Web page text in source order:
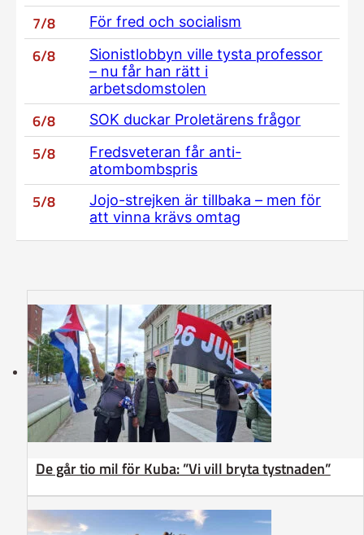
7/8 För fred och socialism
6/8
Sionistlobbyn ville tysta professor
– nu får han rätt i
arbetsdomstolen
6/8 SOK duckar Proletärens frågor
5/8
Fredsveteran får anti-
atombombspris
5/8
Jojo-strejken är tillbaka – men för
att vinna krävs omtag
De går tio mil för Kuba: ”Vi vill bryta tystnaden”